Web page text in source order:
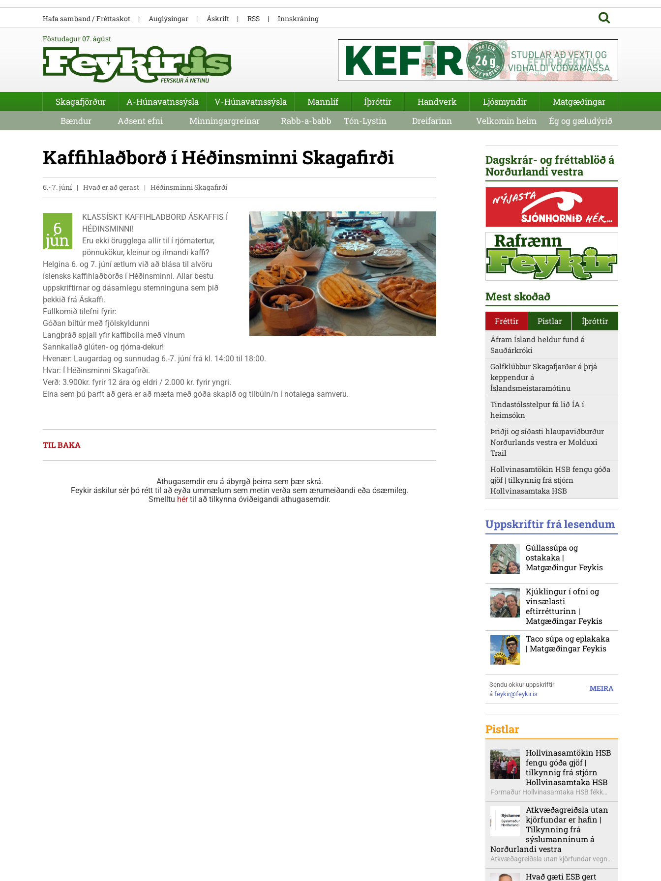
föstudagur 07. ágúst
Kaffihlaðborð í Héðinsminni Skagafirði
6.- 7. júní Hvað er að gerast Héðinsminni Skagafirði
6
jún
KLASSÍSKT KAFFIHLAÐBORÐ ÁSKAFFIS Í
HÉÐINSMINNI!
Eru ekki örugglega allir til í rjómatertur,
pönnukökur, kleinur og ilmandi kaffi?
Helgina 6. og 7. júní ætlum við að blása til alvöru
íslensks kaffihlaðborðs í Héðinsminni. Allar bestu
uppskriftirnar og dásamlegu stemninguna sem þið
þekkið frá Áskaffi.
Fullkomið tilefni fyrir:
Góðan bíltúr með fjölskyldunni
Langþráð spjall yfir kaffibolla með vinum
Sannkallað glúten- og rjóma-dekur!
Hvenær: Laugardag og sunnudag 6.-7. júní frá kl. 14:00 til 18:00.
Hvar: Í Héðinsminni Skagafirði.
Verð: 3.900kr. fyrir 12 ára og eldri / 2.000 kr. fyrir yngri.
Eina sem þú þarft að gera er að mæta með góða skapið og tilbúin/n í notalega samveru.
TIL BAKA
Athugasemdir eru á ábyrgð þeirra sem þær skrá.
Feykir áskilur sér þó rétt til að eyða ummælum sem metin verða sem ærumeiðandi eða ósæmileg.
Smelltu hértil að tilkynna óviðeigandi athugasemdir.
Dagskrár- og fréttablöð á
Norðurlandi vestra
Mest skoðað
Fréttir Pistlar Íþróttir
Áfram Ísland heldur fund á
Sauðárkróki
Golfklúbbur Skagafjarðar á þrjá
keppendur á
Íslandsmeistaramótinu
Tindastólsstelpur fá lið ÍA í
heimsókn
Þriðji og síðasti hlaupaviðburður
Norðurlands vestra er Molduxi
Trail
Hollvinasamtökin HSB fengu góða
gjöf | tilkynnig frá stjórn
Hollvinasamtaka HSB
Uppskriftir frá lesendum
Gúllassúpa og
ostakaka |
Matgæðingur Feykis
Kjúklingur í ofni og
vinsælasti
eftirrétturinn |
Matgæðingar Feykis
Taco súpa og eplakaka
| Matgæðingar Feykis
MEIRA
Sendu okkur uppskriftir
á feykir@feykir.is
Pistlar
Hollvinasamtökin HSB
fengu góða gjöf |
tilkynnig frá stjórn
Hollvinasamtaka HSB
Formaður Hollvinasamtaka HSB fékk
heldur betur góða heimsók þann 5.
ágúst síðastliðinn. Þarna voru mættar
þær Ingibjörg á Auðólfsstöðum
formaður Kvenfélags
Bólstaðarhlíðarhrepps og Guðrún á
Auðkúlu formaður Kvenfélags
Svínavatnshrepps. Afhentu þær
Sigurlaugu Þóru gjafabréf að upphæð
Atkvæðagreiðsla utan
kjörfundar er hafin |
Tilkynning frá
sýslumanninum á
Norðurlandi vestra
Atkvæðagreiðsla utan kjörfundar vegna
þjóðaratkvæðagreiðslu um
aðildarviðræður við ESB er hafin. Greiða
Hvað gæti ESB gert
Hafa samband / Fréttaskot Auglýsingar Áskrift RSS Innskráning
Skagafjörður A-Húnavatnssýsla V-Húnavatnssýsla Mannlíf Íþróttir Handverk Ljósmyndir
Matgæðingar
Bændur
Aðsent efni Minningargreinar Rabb-a-babb Tón-Lystin Dreifarinn Velkomin heim Ég og gæludýrið